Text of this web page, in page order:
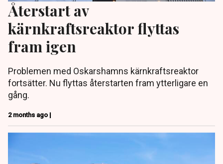
Återstart av
kärnkraftsreaktor flyttas
fram igen
Problemen med Oskarshamns kärnkraftsreaktor
fortsätter. Nu flyttas återstarten fram ytterligare en
gång.
2 months ago |